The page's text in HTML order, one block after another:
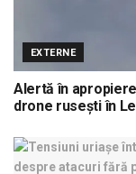
EXTERNE
Alertă în
drone rusești în